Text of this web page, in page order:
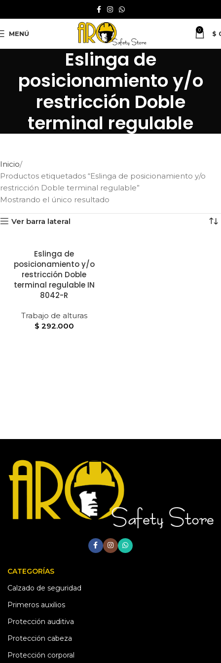
MENÚ 0 $
Eslinga de
posicionamiento y/o
restricción Doble
terminal regulable
Inicio
Productos etiquetados “Eslinga de posicionamiento y/o
restricción Doble terminal regulable”
Mostrando el único resultado
Ver barra lateral
Eslinga de
posicionamiento y/o
restricción Doble
terminal regulable IN
8042-R
Trabajo de alturas
$ 292.000
CATEGORÍAS
Calzado de seguridad
Primeros auxilios
Protección auditiva
Protección cabeza
Protección corporal